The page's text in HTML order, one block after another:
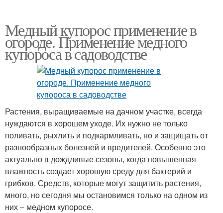
Медный купорос применение в
огороде. Применение медного
купороса в садоводстве
Растения, выращиваемые на дачном участке, всегда
нуждаются в хорошем уходе. Их нужно не только
поливать, рыхлить и подкармливать, но и защищать от
разнообразных болезней и вредителей. Особенно это
актуально в дождливые сезоны, когда повышенная
влажность создает хорошую среду для бактерий и
грибков. Средств, которые могут защитить растения,
много, но сегодня мы остановимся только на одном из
них – медном купоросе.